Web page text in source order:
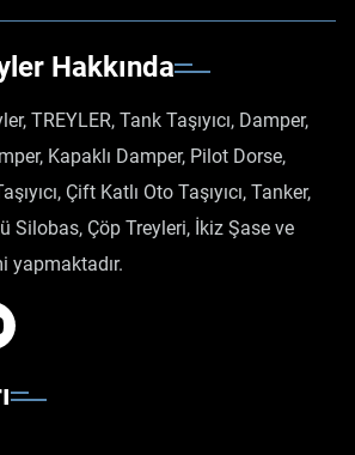
Hakkında
TREYLER, Tank Taşıyıcı, Damper,
Kapaklı Damper, Pilot Dorse,
Çift Katlı Oto Taşıyıcı, Tanker,
Silobas, Çöp Treyleri, İkiz Şase ve
yapmaktadır.